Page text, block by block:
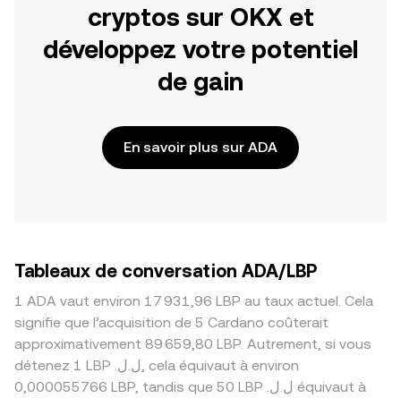
cryptos sur OKX et
développez votre potentiel
de gain
En savoir plus sur ADA
Tableaux de conversation ADA/LBP
1 ADA vaut environ 17 931,96 LBP au taux actuel. Cela
signifie que l’acquisition de 5 Cardano coûterait
approximativement 89 659,80 LBP. Autrement, si vous
détenez 1 LBP .ل.ل, cela équivaut à environ
0,000055766 LBP, tandis que 50 LBP .ل.ل équivaut à